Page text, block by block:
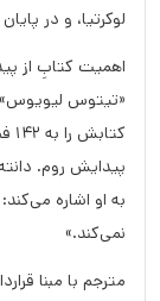
لوکرتیا، و در
اهمیت کتابِ از
«تیتوس لیویوس»
پیدایش روم.
به او اشاره
نمی‌کند.»
مترجم با مبنا